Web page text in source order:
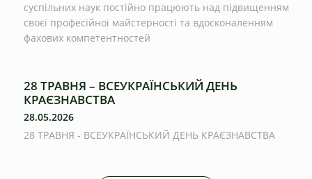
суспільних наук постійно працюють над підвищенням
своєї професійної майстерності та вдосконаленням
фахових компетентностей
28 ТРАВНЯ – ВСЕУКРАЇНСЬКИЙ ДЕНЬ
КРАЄЗНАВСТВА
28.05.2026
28 ТРАВНЯ - ВСЕУКРАЇНСЬКИЙ ДЕНЬ КРАЄЗНАВСТВА